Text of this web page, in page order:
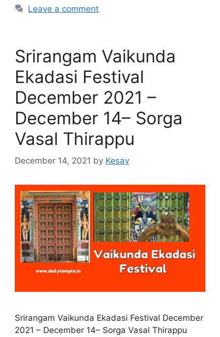
Leave a comment
Srirangam Vaikunda
Ekadasi Festival
December 2021 –
December 14– Sorga
Vasal Thirappu
December 14, 2021 by Kesav
Srirangam Vaikunda Ekadasi Festival December
2021 – December 14– Sorga Vasal Thirappu